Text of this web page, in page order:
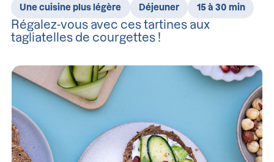
Une cuisine plus légère Déjeuner 15 à 30 min
Régalez-vous avec ces tartines aux
tagliatelles de courgettes !